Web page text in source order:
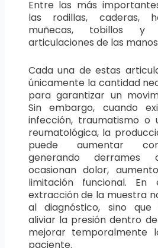
Entre las más
las rodillas, caderas,
muñecas, tobillos y
articulaciones de las
Cada una de estas
únicamente la cantidad
para garantizar un
Sin embargo, cuando
infección, traumatismo o
reumatológica, la
puede aumentar
generando derrames
ocasionan dolor,
limitación funcional. En
extracción de la muestra
al diagnóstico, sino
aliviar la presión dentro
mejorar temporalmente
paciente.